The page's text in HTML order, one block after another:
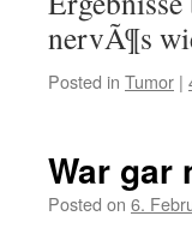
nervÃ¶s
Posted in Tumor |
War gar
Posted on 6.